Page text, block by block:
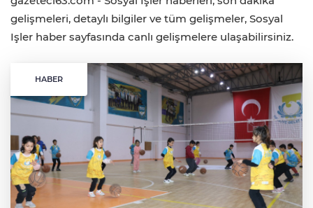
gelişmeleri, detaylı bilgiler ve tüm gelişmeler, Sosyal
Işler haber sayfasında canlı gelişmelere ulaşabilirsiniz.
HABER